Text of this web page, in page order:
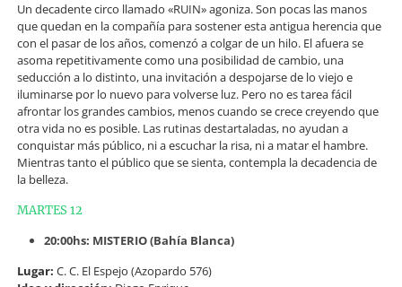
Un decadente circo llamado «RUIN» agoniza. Son pocas las manos
que quedan en la compañía para sostener esta antigua herencia que
con el pasar de los años, comenzó a colgar de un hilo. El afuera se
asoma repetitivamente como una posibilidad de cambio, una
seducción a lo distinto, una invitación a despojarse de lo viejo e
iluminarse por lo nuevo para volverse luz. Pero no es tarea fácil
afrontar los grandes cambios, menos cuando se crece creyendo que
otra vida no es posible. Las rutinas destartaladas, no ayudan a
conquistar más público, ni a escuchar la risa, ni a matar el hambre.
Mientras tanto el público que se sienta, contempla la decadencia de
la belleza.
MARTES 12
20:00hs: MISTERIO (Bahía Blanca)
Lugar: C. C. El Espejo (Azopardo 576)